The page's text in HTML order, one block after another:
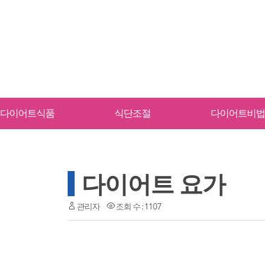
다이어트식품 식단조절 다이어트비법
다이어트 요가
관리자 조회 수 : 1107